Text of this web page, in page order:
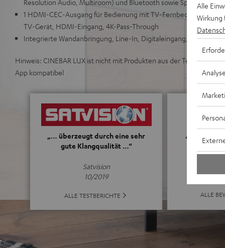
Resolution Audio, Multiroom) und Bluetooth sowie Spotify (auch
1 HDMI-CEC-Ausgang für Bedienung mit TV-Fernbedienung,
TV-Gerät, HDMI-Eingang, 4K-Pass-Through
Integrierte Wandanbringung, Line-In, Digitaleingang,
Hinweis: CINEBAR LUX ist nicht mit Produkten aus der Teufel
App kompatibel
„… überzeugt durch eine sehr
gute Klangqualität …“
Satvision
10/2019
ALLE TESTBERICHTE
4.7
ALLE
Alle
Wirkung
Analyse